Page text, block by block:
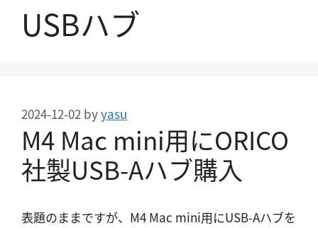
USBハブ
M4 Mac mini用にORICO
社製USB-Aハブ購入
2024-12-02 byyasu
表題のままですが、M4 Mac mini用にUSB-Aハブを